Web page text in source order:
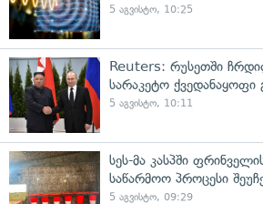
5 აგვისტო, 10:25
Reuters: რუსეთში
სარაკეტო ქვედანაყოფი
5 აგვისტო, 10:11
სეს-მა კასპში
საწარმოო პროცესი
5 აგვისტო, 09:29